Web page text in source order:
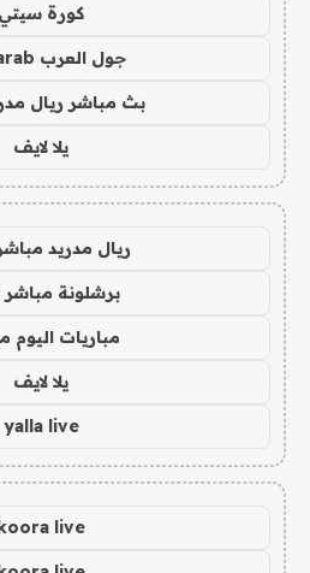
كورة سيتي
جول العرب goalarab
بث مباشر ريال
يلا لايف
ريال مدريد
برشلونة مباشر
مباريات اليوم
يلا لايف
yalla live
live